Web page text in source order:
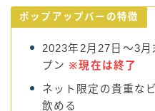
ポップアップバーの特徴
2023年2月27日～3
プン※現在は終了
ネット限定の貴重な
飲める